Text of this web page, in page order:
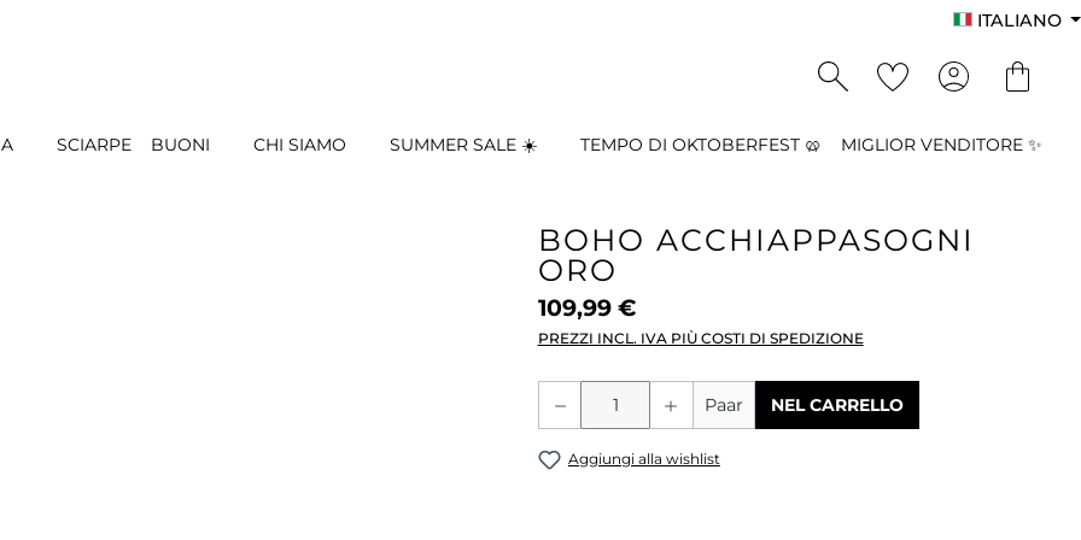
ITALIANO
SCIARPE BUONI CHI SIAMO SUMMER SALE ☀️ TEMPO DI OKTOBERFEST 🥨 MIGLIOR VENDITORE ✨
BOHO ACCHIAPPASOGNI
ORO
109,99 €
PREZZI INCL. IVA PIÙ COSTI DI SPEDIZIONE
Quantità del prodotto: inserisci la
Paar NEL CARRELLO
Aggiungi alla wishlist